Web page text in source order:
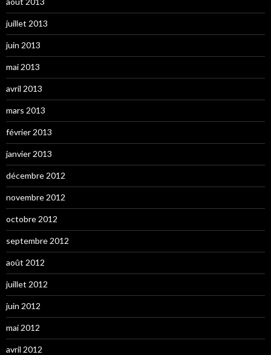
juillet 2013
juin 2013
mai 2013
avril 2013
mars 2013
février 2013
janvier 2013
décembre 2012
novembre 2012
octobre 2012
septembre 2012
août 2012
juillet 2012
juin 2012
mai 2012
avril 2012